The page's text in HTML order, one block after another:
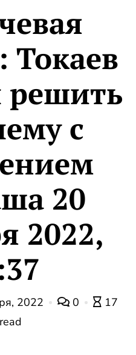
Токаев
решить
с
20
2022,
2022 0
17